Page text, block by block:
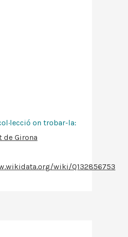
on trobar-la:
de Girona
wiki/Q132856753